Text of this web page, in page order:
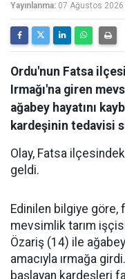
Yayınlanma: 07 Ağustos
Ordu'nun Fatsa
Irmağı'na giren
ağabey hayatını
kardeşinin tedavisi
Olay, Fatsa
geldi.
Edinilen bilgiye göre,
mevsimlik tarım
Özariş (14) ile
amacıyla ırmağa
başlayan kardeşleri